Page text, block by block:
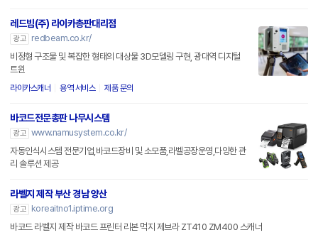
레드빔(주) 라이카총판대리점
광고
redbeam.co.kr/
비정형 구조물 및 복잡한 형태의 대상물 3D모델링 구현, 광대역 디지털
트윈
라이카스캐너 용역 서비스 제품 문의
바코드전문총판 나무시스템
광고 www.namusystem.co.kr/
자동인식시스템 전문기업,바코드장비 및 소모품,라벨공장운영,다양한 관
리 솔루션 제공
라벨지 제작 부산 경남 양산
광고
koreaitno1.iptime.org
바코드 라벨지 제작 바코드 프린터 리본 먹지 제브라 ZT410 ZM400 스캐너